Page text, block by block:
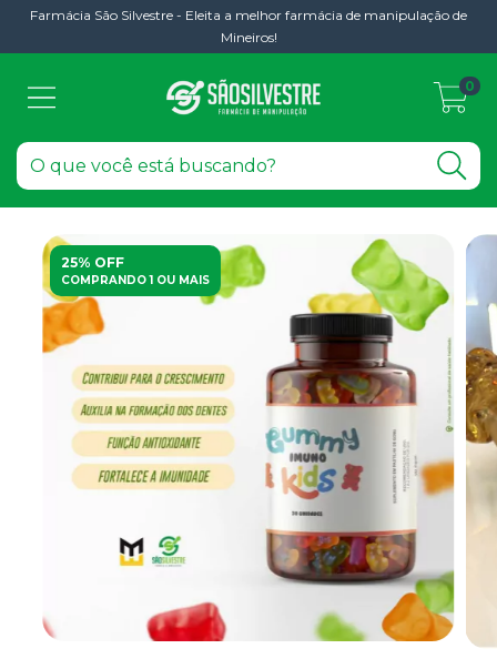
Farmácia São Silvestre - Eleita a melhor farmácia de manipulação de
Mineiros!
0
25% OFF
COMPRANDO 1 OU MAIS